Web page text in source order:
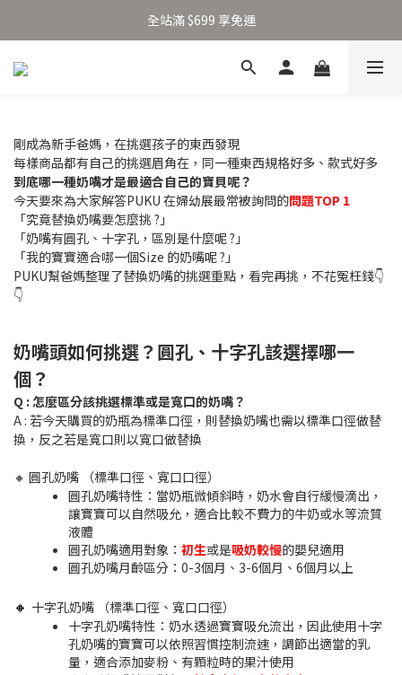
加入新會員得 $100 購物金 👉🏻
全站滿 $699 享免運
加入新會員得 $100 購物金 👉🏻
剛成為新手爸媽，在挑選孩子的東西發現
每樣商品都有自己的挑選眉角在，同一種東西規格好多、款式好多
到底哪一種奶嘴才是最適合自己的寶貝呢？
今天要來為大家解答PUKU 在婦幼展最常被詢問的問題TOP 1
「究竟替換奶嘴要怎麼挑 ?」
「奶嘴有圓孔、十字孔，區別是什麼呢 ?」
「我的寶寶適合哪一個Size 的奶嘴呢 ?」
PUKU幫爸媽整理了替換奶嘴的挑選重點，看完再挑，不花冤枉錢👇
👇
奶嘴頭如何挑選？圓孔、十字孔該選擇哪一
個？
Q : 怎麼區分該挑選標準或是寬口的奶嘴？
A : 若今天購買的奶瓶為標準口徑，則替換奶嘴也需以標準口徑做替
換，反之若是寬口則以寬口做替換
🔸 圓孔奶嘴 （標準口徑、寬口口徑）
圓孔奶嘴特性：當奶瓶微傾斜時，奶水會自行緩慢滴出，
讓寶寶可以自然吸允，適合比較不費力的牛奶或水等流質
液體
圓孔奶嘴適用對象： 初生或是吸奶較慢的嬰兒適用
圓孔奶嘴月齡區分：0-3個月、3-6個月、6個月以上
🔸 十字孔奶嘴 （標準口徑、寬口口徑）
十字孔奶嘴特性：奶水透過寶寶吸允流出，因此使用十字
孔奶嘴的寶寶可以依照習慣控制流速，調節出適當的乳
量，適合添加麥粉、有顆粒時的果汁使用